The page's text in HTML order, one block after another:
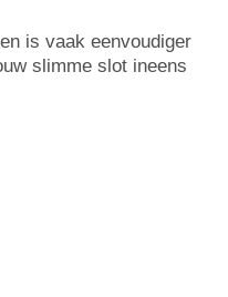
is vaak eenvoudiger
slimme slot ineens